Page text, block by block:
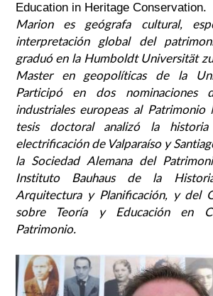
Education in Heritage Conservation.
Marion es geógrafa cultural,
interpretación global del
graduó en la Humboldt Universität
Master en geopolíticas de la
Participó en dos nominaciones
industriales europeas al
tesis doctoral analizó la
electrificación de Valparaíso y
la Sociedad Alemana del
Instituto Bauhaus de la
Arquitectura y Planificación, y del
sobre Teoría y Educación en
Patrimonio.